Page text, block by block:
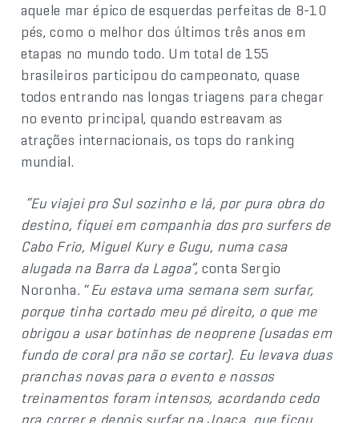
aquele mar épico de esquerdas perfeitas de 8-10
pés, como o melhor dos últimos três anos em
etapas no mundo todo. Um total de 155
brasileiros participou do campeonato, quase
todos entrando nas longas triagens para chegar
no evento principal, quando estreavam as
atrações internacionais, os tops do ranking
mundial.
“Eu viajei pro Sul sozinho e lá, por pura obra do
destino, fiquei em companhia dos pro surfers de
Cabo Frio, Miguel Kury e Gugu, numa casa
alugada na Barra da Lagoa”,conta Sergio
Noronha. “Eu estava uma semana sem surfar,
porque tinha cortado meu pé direito, o que me
obrigou a usar botinhas de neoprene (usadas em
fundo de coral pra não se cortar). Eu levava duas
pranchas novas para o evento e nossos
treinamentos foram intensos, acordando cedo